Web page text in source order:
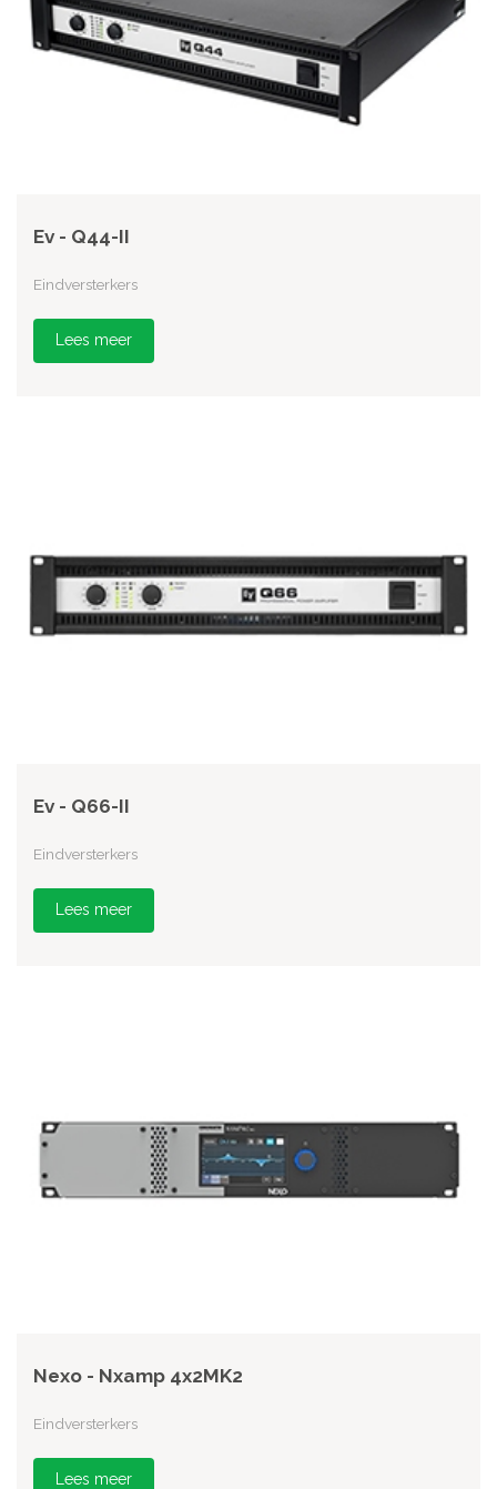
Ev - Q44-II
Eindversterkers
Lees meer
Ev - Q66-II
Eindversterkers
Lees meer
Nexo - Nxamp 4x2MK2
Eindversterkers
Lees meer